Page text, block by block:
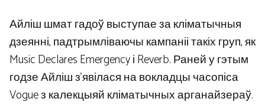
Айліш шмат гадоў выступае за кліматычныя
дзеянні, падтрымліваючы кампаніі такіх груп, як
Music Declares Emergency і Reverb. Раней у гэтым
годзе Айліш з’явілася на вокладцы часопіса
Vogue з калекцыяй кліматычных арганайзераў.